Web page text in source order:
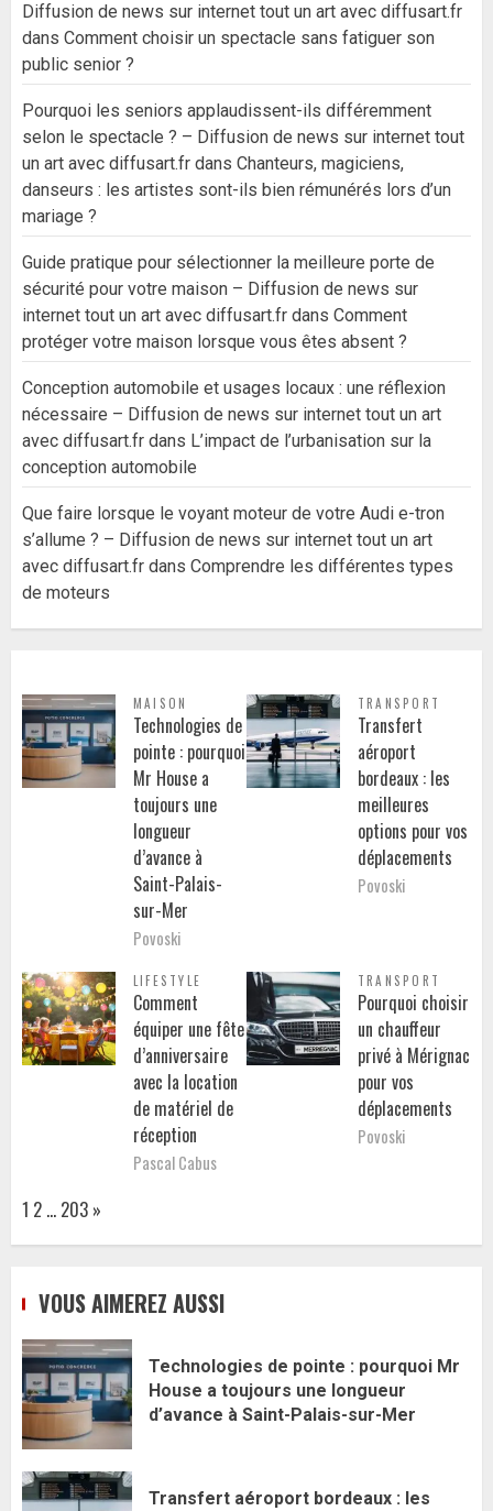
Diffusion de news sur internet tout un art avec diffusart.fr
dans Comment choisir un spectacle sans fatiguer son
public senior ?
Pourquoi les seniors applaudissent-ils différemment
selon le spectacle ? – Diffusion de news sur internet tout
un art avec diffusart.fr dans Chanteurs, magiciens,
danseurs : les artistes sont-ils bien rémunérés lors d’un
mariage ?
Guide pratique pour sélectionner la meilleure porte de
sécurité pour votre maison – Diffusion de news sur
internet tout un art avec diffusart.fr dans Comment
protéger votre maison lorsque vous êtes absent ?
Conception automobile et usages locaux : une réflexion
nécessaire – Diffusion de news sur internet tout un art
avec diffusart.fr dans L’impact de l’urbanisation sur la
conception automobile
Que faire lorsque le voyant moteur de votre Audi e-tron
s’allume ? – Diffusion de news sur internet tout un art
avec diffusart.fr dans Comprendre les différentes types
de moteurs
MAISON
Technologies de
pointe : pourquoi
Mr House a
toujours une
longueur
d’avance à
Saint-Palais-
sur-Mer
Povoski
TRANSPORT
Transfert
aéroport
bordeaux : les
meilleures
options pour vos
déplacements
Povoski
LIFESTYLE
Comment
équiper une fête
d’anniversaire
avec la location
de matériel de
réception
Pascal Cabus
TRANSPORT
Pourquoi choisir
un chauffeur
privé à Mérignac
pour vos
déplacements
Povoski
Page:
1 2 … 203 Next
»
VOUS AIMEREZ AUSSI
Technologies de pointe : pourquoi Mr
House a toujours une longueur
d’avance à Saint-Palais-sur-Mer
Transfert aéroport bordeaux : les